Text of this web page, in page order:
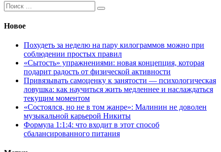
Поиск:
Новое
Похудеть за неделю на пару килограммов можно при
соблюдении простых правил
«Сытость» упражнениями: новая концепция, которая
подарит радость от физической активности
Привязывать самоценку к занятости — психологическая
ловушка: как научиться жить медленнее и наслаждаться
текущим моментом
«Состоялся, но не в том жанре»: Малинин не доволен
музыкальной карьерой Никиты
Формула 1:1:4: что входит в этот способ
сбалансированного питания